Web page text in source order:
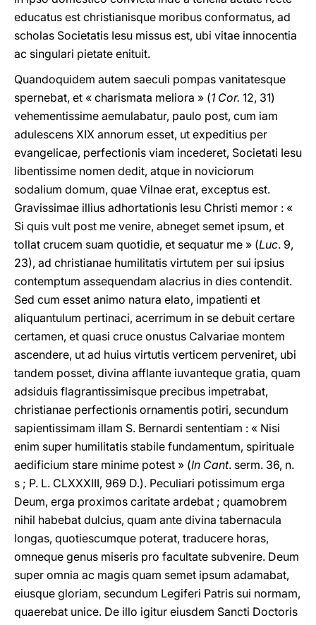
educatus est christianisque moribus conformatus, ad
scholas Societatis Iesu missus est, ubi vitae innocentia
ac singulari pietate enituit.
Quandoquidem autem saeculi pompas vanitatesque
spernebat, et « charismata meliora » (1 Cor. 12, 31)
vehementissime aemulabatur, paulo post, cum iam
adulescens XIX annorum esset, ut expeditius per
evangelicae, perfectionis viam incederet, Societati Iesu
libentissime nomen dedit, atque in noviciorum
sodalium domum, quae Vilnae erat, exceptus est.
Gravissimae illius adhortationis Iesu Christi memor : «
Si quis vult post me venire, abneget semet ipsum, et
tollat crucem suam quotidie, et sequatur me » (Luc. 9,
23), ad christianae humilitatis virtutem per sui ipsius
contemptum assequendam alacrius in dies contendit.
Sed cum esset animo natura elato, impatienti et
aliquantulum pertinaci, acerrimum in se debuit certare
certamen, et quasi cruce onustus Calvariae montem
ascendere, ut ad huius virtutis verticem perveniret, ubi
tandem posset, divina afflante iuvanteque gratia, quam
adsiduis flagrantissimisque precibus impetrabat,
christianae perfectionis ornamentis potiri, secundum
sapientissimam illam S. Bernardi sententiam : « Nisi
enim super humilitatis stabile fundamentum, spirituale
aedificium stare minime potest » (In Cant. serm. 36, n.
s ; P. L. CLXXXIII, 969 D.). Peculiari potissimum erga
Deum, erga proximos caritate ardebat ; quamobrem
nihil habebat dulcius, quam ante divina tabernacula
longas, quotiescumque poterat, traducere horas,
omneque genus miseris pro facultate subvenire. Deum
super omnia ac magis quam semet ipsum adamabat,
eiusque gloriam, secundum Legiferi Patris sui normam,
quaerebat unice. De illo igitur eiusdem Sancti Doctoris